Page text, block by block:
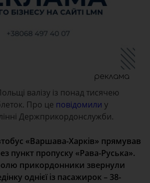
реклама
валізу із понад тисячею
Про це повідомили у
Держприкордонслужби.
«Варшава-Харків» прямував
пункт пропуску «Рава-Руська».
прикордонники звернули
однієї із пасажирок – 38-